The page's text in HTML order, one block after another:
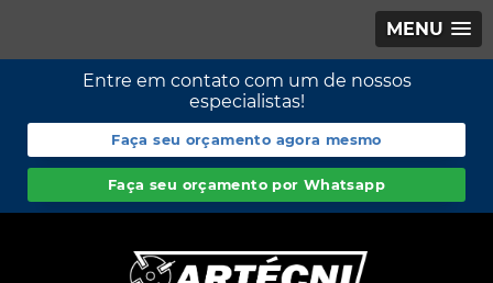
MENU
Entre em contato com um de nossos
especialistas!
Faça seu orçamento agora mesmo
Faça seu orçamento por Whatsapp